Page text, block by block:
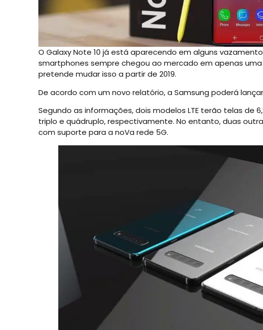
O Galaxy Note 10 já está aparecendo em alguns
smartphones sempre chegou ao mercado em apenas
pretende mudar isso a partir de 2019.
De acordo com um novo relatório, a Samsung poderá
Segundo as informações, dois modelos LTE terão telas de
triplo e quádruplo, respectivamente. No entanto, duas
com suporte para a noVa rede 5G.